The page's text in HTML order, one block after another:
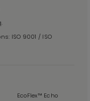
ISO 9001 / ISO
EcoFlex™ Echo